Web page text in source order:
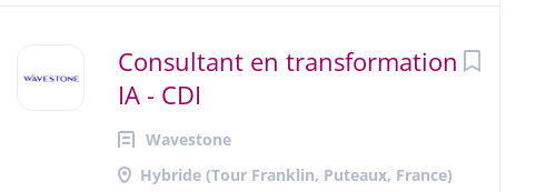
Consultant en transformation
IA - CDI
Wavestone
Hybride (Tour Franklin, Puteaux, France)